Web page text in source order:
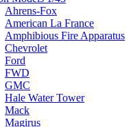
Ahrens-Fox
American La France
Amphibious Fire Apparatus
Chevrolet
Ford
FWD
GMC
Hale Water Tower
Mack
Magirus